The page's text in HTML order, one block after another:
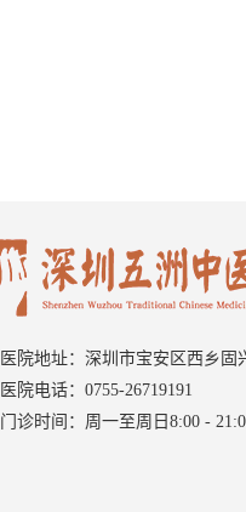
医院地址：深圳市宝安区西乡固
医院电话：0755-26719191
门诊时间：周一至周日8:00 -